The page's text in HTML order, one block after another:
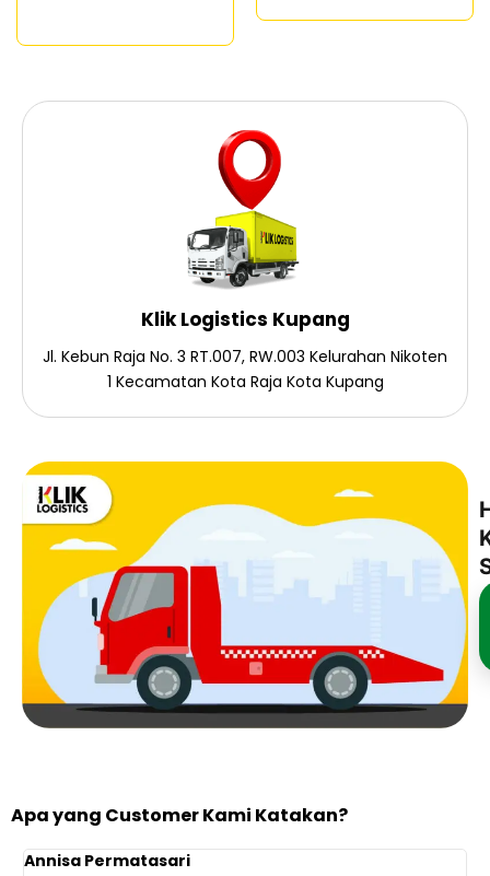
Klik Logistics Kupang
Jl. Kebun Raja No. 3 RT.007, RW.003 Kelurahan Nikoten
1 Kecamatan Kota Raja Kota Kupang
Apa yang Customer Kami Katakan?
Annisa Permatasari